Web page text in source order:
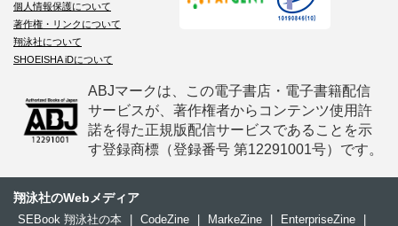
個人情報保護について
著作権・リンクについて
翔泳社について
SHOEISHA iDについて
ABJマークは、この電子書店・電子書籍配信
サービスが、著作権者からコンテンツ使用許
諾を得た正規版配信サービスであることを示
す登録商標（登録番号 第12291001号）です。
翔泳社のWebメディア
SEBook 翔泳社の本 CodeZine MarkeZine EnterpriseZine